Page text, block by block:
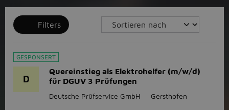
Filters
GESPONSERT
D
Quereinstieg als Elektrohelfer (m/w/d)
für DGUV 3 Prüfungen
Deutsche Prüfservice GmbH Gersthofen